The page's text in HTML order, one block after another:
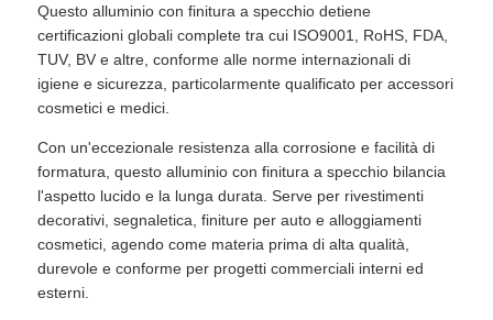
Casa.
Questo alluminio con finitura a specchio detiene
certificazioni globali complete tra cui ISO9001, RoHS, FDA,
TUV, BV e altre, conforme alle norme internazionali di
igiene e sicurezza, particolarmente qualificato per accessori
cosmetici e medici.
Con un'eccezionale resistenza alla corrosione e facilità di
formatura, questo alluminio con finitura a specchio bilancia
l'aspetto lucido e la lunga durata. Serve per rivestimenti
decorativi, segnaletica, finiture per auto e alloggiamenti
cosmetici, agendo come materia prima di alta qualità,
durevole e conforme per progetti commerciali interni ed
esterni.